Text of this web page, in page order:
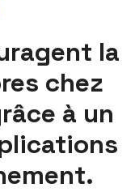
la
chez
à un